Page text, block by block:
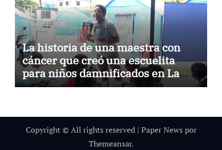
La historia de una maestra con
cáncer que creó una escuelita
para niños damnificados en La
Guaira
Copyright © All rights reserved | Paper News por
Themeansar.